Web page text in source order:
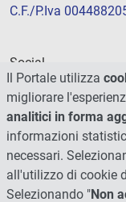
C.F./P.Iva
Social
Il Portale utilizza
migliorare
analitici in forma
informazioni
necessari.
all'utilizzo di cookie
Selezionando "Non